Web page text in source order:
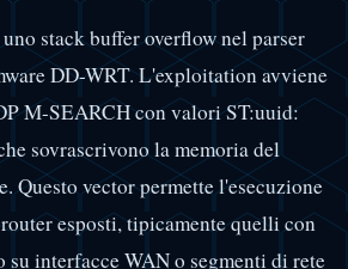
stack buffer overflow nel parser
DD-WRT. L'exploitation avviene
M-SEARCH con valori ST:uuid:
sovrascrivono la memoria del
Questo vector permette l'esecuzione
esposti, tipicamente quelli con
su interfacce WAN o segmenti di rete